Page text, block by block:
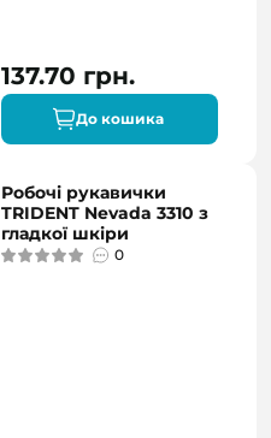
137.70 грн.
До кошика
Робочі рукавички
TRIDENT Nevada 3310 з
гладкої шкіри
0